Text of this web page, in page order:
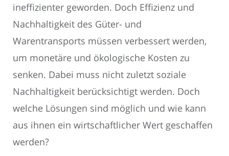
ineffizienter geworden. Doch Effizienz und
Nachhaltigkeit des Güter- und
Warentransports müssen verbessert werden,
um monetäre und ökologische Kosten zu
senken. Dabei muss nicht zuletzt soziale
Nachhaltigkeit berücksichtigt werden. Doch
welche Lösungen sind möglich und wie kann
aus ihnen ein wirtschaftlicher Wert geschaffen
werden?